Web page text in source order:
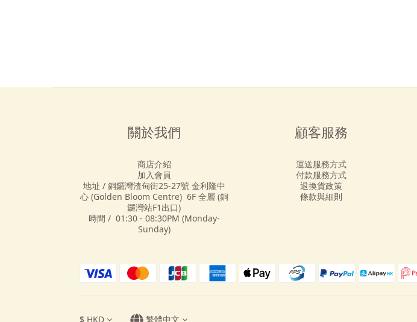
關於我們
商店介紹
加入會員
地址 / 銅鑼灣渣甸街25-27號 金利隆中
心 (Golden Bloom Centre) 6F 全層 (銅
鑼灣站F1出口)
時間 / 01:30 - 08:30PM (Monday-
Sunday)
顧客服務
運送服務方式
付款服務方式
退換貨政策
條款與細則
$ HKD 繁體中文